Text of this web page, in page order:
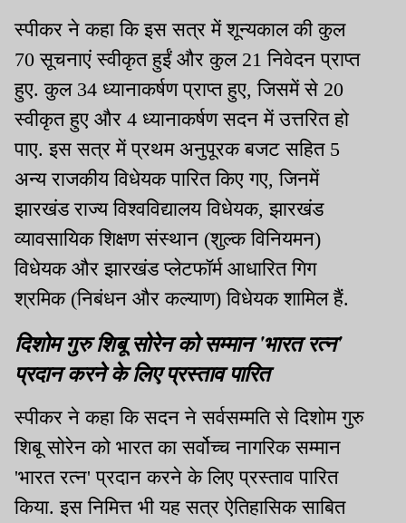
स्पीकर ने कहा कि इस सत्र में शून्यकाल की कुल
70 सूचनाएं स्वीकृत हुईं और कुल 21 निवेदन प्राप्त
हुए. कुल 34 ध्यानाकर्षण प्राप्त हुए, जिसमें से 20
स्वीकृत हुए और 4 ध्यानाकर्षण सदन में उत्तरित हो
पाए. इस सत्र में प्रथम अनुपूरक बजट सहित 5
अन्य राजकीय विधेयक पारित किए गए, जिनमें
झारखंड राज्य विश्वविद्यालय विधेयक, झारखंड
व्यावसायिक शिक्षण संस्थान (शुल्क विनियमन)
विधेयक और झारखंड प्लेटफॉर्म आधारित गिग
श्रमिक (निबंधन और कल्याण) विधेयक शामिल हैं.
दिशोम गुरु शिबू सोरेन को सम्मान 'भारत रत्न'
प्रदान करने के लिए प्रस्ताव पारित
स्पीकर ने कहा कि सदन ने सर्वसम्मति से दिशोम गुरु
शिबू सोरेन को भारत का सर्वोच्च नागरिक सम्मान
'भारत रत्न' प्रदान करने के लिए प्रस्ताव पारित
किया. इस निमित्त भी यह सत्र ऐतिहासिक साबित